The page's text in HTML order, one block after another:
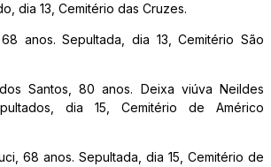
dia 13, Cemitério das Cruzes.
anos. Sepultada, dia 13, Cemitério São
Santos, 80 anos. Deixa viúva Neildes
dia 15, Cemitério de Américo
68 anos. Sepultada, dia 15, Cemitério de